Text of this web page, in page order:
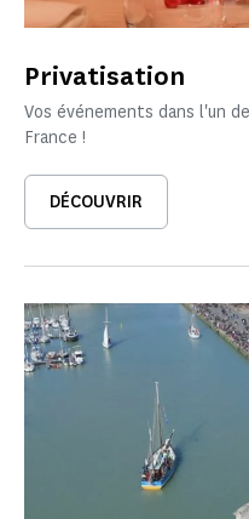
Privatisation
Vos événements dans l'un
France !
DÉCOUVRIR